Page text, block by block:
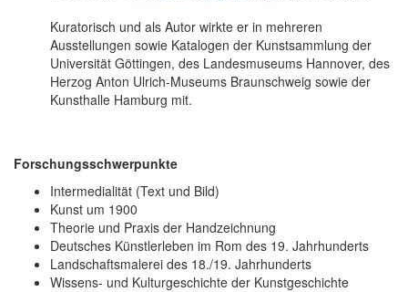
Kuratorisch und als Autor wirkte er in mehreren
Ausstellungen sowie Katalogen der Kunstsammlung der
Universität Göttingen, des Landesmuseums Hannover, des
Herzog Anton Ulrich-Museums Braunschweig sowie der
Kunsthalle Hamburg mit.
Forschungsschwerpunkte
Intermedialität (Text und Bild)
Kunst um 1900
Theorie und Praxis der Handzeichnung
Deutsches Künstlerleben im Rom des 19. Jahrhunderts
Landschaftsmalerei des 18./19. Jahrhunderts
Wissens- und Kulturgeschichte der Kunstgeschichte